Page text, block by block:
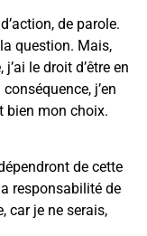
de parole.
question. Mais,
le droit d’être en
j’en
bien mon choix.
de cette
responsabilité de
car je ne serais,